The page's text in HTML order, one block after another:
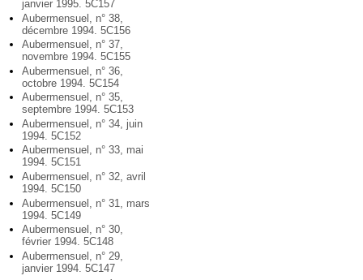
janvier 1995. 5C157
Aubermensuel, n° 38,
décembre 1994. 5C156
Aubermensuel, n° 37,
novembre 1994. 5C155
Aubermensuel, n° 36,
octobre 1994. 5C154
Aubermensuel, n° 35,
septembre 1994. 5C153
Aubermensuel, n° 34, juin
1994. 5C152
Aubermensuel, n° 33, mai
1994. 5C151
Aubermensuel, n° 32, avril
1994. 5C150
Aubermensuel, n° 31, mars
1994. 5C149
Aubermensuel, n° 30,
février 1994. 5C148
Aubermensuel, n° 29,
janvier 1994. 5C147